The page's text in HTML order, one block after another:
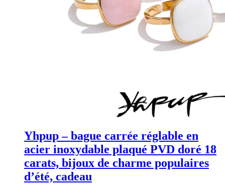
Yhpup – bague carrée réglable en
acier inoxydable plaqué PVD doré 18
carats, bijoux de charme populaires
d’été, cadeau